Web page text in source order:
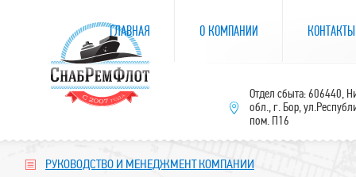
РУКОВОДСТВО И МЕНЕДЖМЕНТ КОМПАНИИ
ГЛАВНАЯ О КОМПАНИИ КОНТАКТЫ
Отдел сбыта: 606440,
обл., г. Бор,
пом. П16